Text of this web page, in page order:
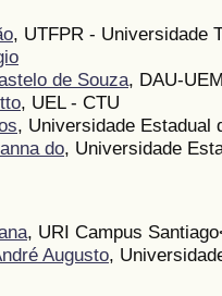
, UTFPR - Universidade
de Souza, DAU-
, UEL - CTU
, Universidade Estadual
do, Universidade
, URI Campus
Augusto,